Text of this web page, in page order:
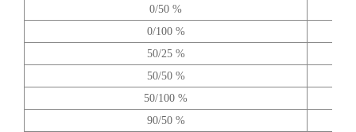
0/50 %
0/100 %
50/25 %
50/50 %
50/100 %
90/50 %